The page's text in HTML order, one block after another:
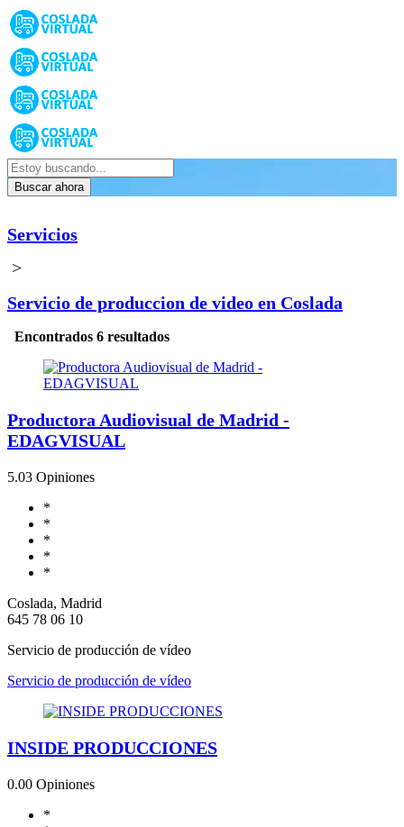
Buscar ahora
Servicios
>
Servicio de produccion de video en Coslada
Encontrados 6 resultados
Productora Audiovisual de Madrid -
EDAGVISUAL
5.03 Opiniones
*
*
*
*
*
Coslada, Madrid
645 78 06 10
Servicio de producción de vídeo
Servicio de producción de vídeo
INSIDE PRODUCCIONES
0.00 Opiniones
*